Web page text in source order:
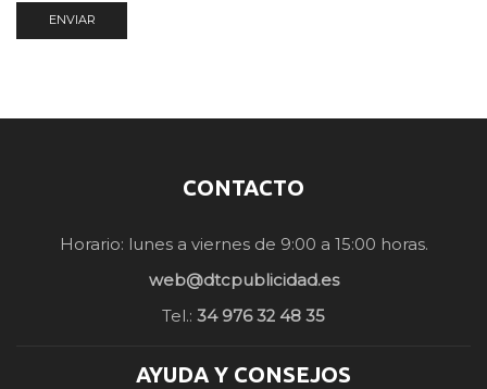
CONTACTO
Horario: lunes a viernes de 9:00 a 15:00 horas.
web@dtcpublicidad.es
Tel.: 34 976 32 48 35
AYUDA Y CONSEJOS